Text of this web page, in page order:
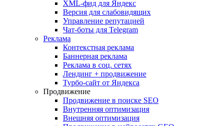
XML-фид для Яндекс
Версия для слабовидящих
Управление репутацией
Чат-боты для Telegram
Реклама
Контекстная реклама
Баннерная реклама
Реклама в соц. сетях
Лендинг + продвижение
Турбо-сайт от Яндекса
Продвижение
Продвижение в поиске SEO
Внутренняя оптимизация
Внешняя оптимизация